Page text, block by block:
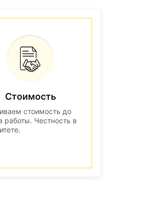
Стоимость
стоимость до
работы. Честность в